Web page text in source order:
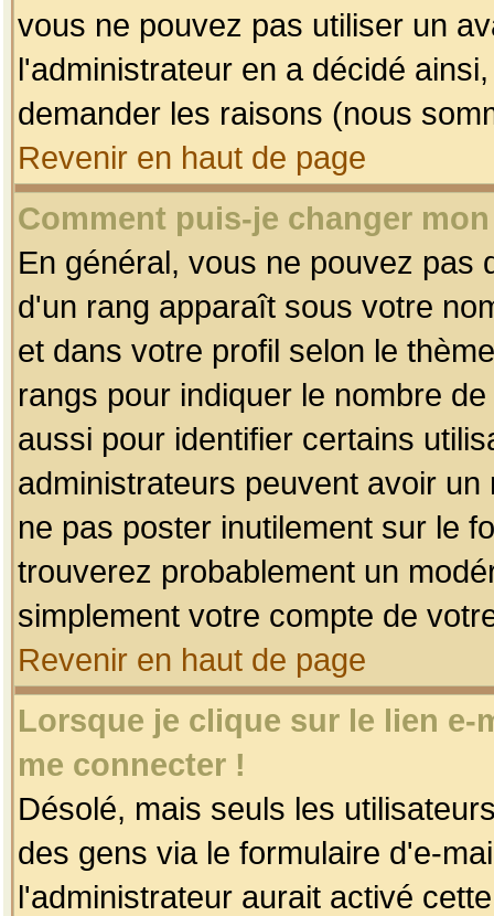
vous ne pouvez pas utiliser un
l'administrateur en a décidé
demander les raisons (nous
Revenir en haut de page
Comment puis-je changer
En général, vous ne pouvez pas
d'un rang apparaît sous votre
et dans votre profil selon le
rangs pour indiquer le nombre
aussi pour identifier certains
administrateurs peuvent avoir
ne pas poster inutilement sur le
trouverez probablement un
simplement votre compte de
Revenir en haut de page
Lorsque je clique sur le lien
me connecter !
Désolé, mais seuls les
des gens via le formulaire d'e-
l'administrateur aurait activé